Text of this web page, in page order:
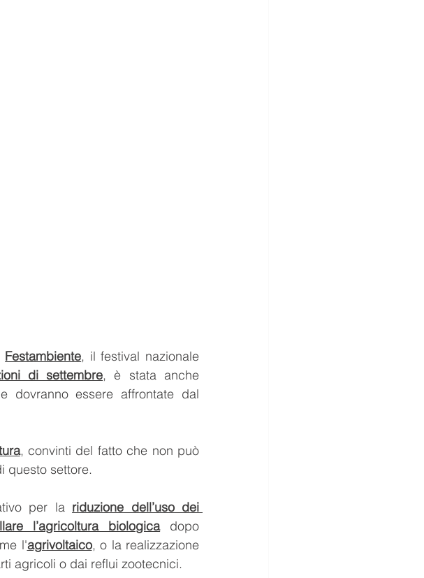
Festambiente, il festival nazionale
di settembre, è stata anche
dovranno essere affrontate dal
, convinti del fatto che non può
questo settore.
per la riduzione dell’uso dei
l’agricoltura biologica dopo
l'agrivoltaico, o la realizzazione
agricoli o dai reflui zootecnici.